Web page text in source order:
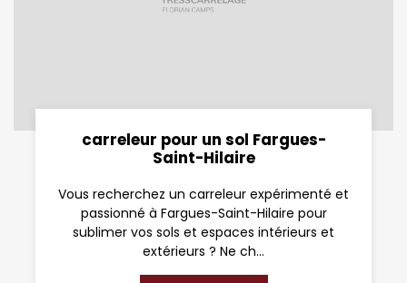
carreleur pour un sol Fargues-
Saint-Hilaire
Vous recherchez un carreleur expérimenté et
passionné à Fargues-Saint-Hilaire pour
sublimer vos sols et espaces intérieurs et
extérieurs ? Ne ch...